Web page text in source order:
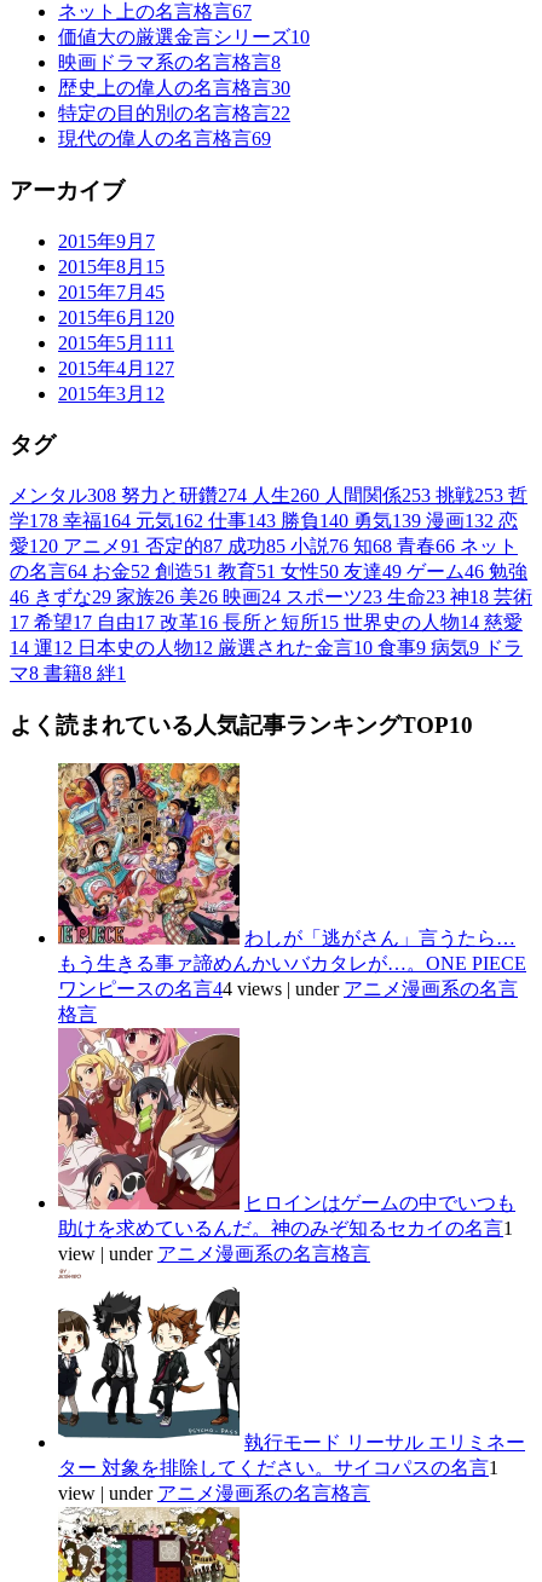
ネット上の名言格言67
価値大の厳選金言シリーズ10
映画ドラマ系の名言格言8
歴史上の偉人の名言格言30
特定の目的別の名言格言22
現代の偉人の名言格言69
アーカイブ
2015年9月 7
2015年8月 15
2015年7月 45
2015年6月 120
2015年5月 111
2015年4月 127
2015年3月 12
タグ
メンタル308 努力と研鑽274 人生260 人間関係253 挑戦253 哲
学178 幸福164 元気162 仕事143 勝負140 勇気139 漫画132 恋
愛120 アニメ91 否定的87 成功85 小説76 知68 青春66 ネット
の名言64 お金52 創造51 教育51 女性50 友達49 ゲーム46 勉強
46 きずな29 家族26 美26 映画24 スポーツ23 生命23 神18 芸術
17 希望17 自由17 改革16 長所と短所15 世界史の人物14 慈愛
14 運12 日本史の人物12 厳選された金言10 食事9 病気9 ドラ
マ8 書籍8 絆1
よく読まれている人気記事ランキングTOP10
わしが「逃がさん」言うたら…
もう生きる事ァ諦めんかいバカタレが…。ONE PIECE
ワンピースの名言44 views | under アニメ漫画系の名言
格言
ヒロインはゲームの中でいつも
助けを求めているんだ。神のみぞ知るセカイの名言1
view | under アニメ漫画系の名言格言
執行モード リーサル エリミネー
ター 対象を排除してください。サイコパスの名言1
view | under アニメ漫画系の名言格言